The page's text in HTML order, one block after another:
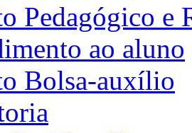
Pedagógico e
ao aluno
Bolsa-auxílio